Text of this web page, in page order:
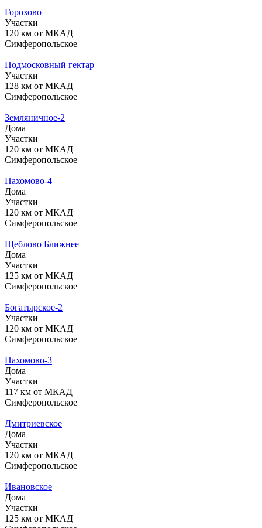
Горохово
Участки
120 км от МКАД
Симферопольское
Подмосковный гектар
Участки
128 км от МКАД
Симферопольское
Земляничное-2
Дома
Участки
120 км от МКАД
Симферопольское
Пахомово-4
Дома
Участки
120 км от МКАД
Симферопольское
Щеблово Ближнее
Дома
Участки
125 км от МКАД
Симферопольское
Богатырское-2
Участки
120 км от МКАД
Симферопольское
Пахомово-3
Дома
Участки
117 км от МКАД
Симферопольское
Дмитриевское
Дома
Участки
120 км от МКАД
Симферопольское
Ивановское
Дома
Участки
125 км от МКАД